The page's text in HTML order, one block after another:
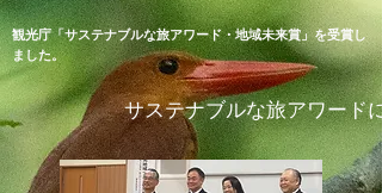
観光庁「サステナブルな旅アワード・地域未来賞」を受賞し
ました。
サステナブルな旅アワード